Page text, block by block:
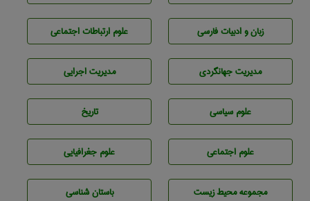
زبان و ادبيات فارسی علوم ارتباطات اجتماعی
مديريت جهانگردی مديريت اجرايی
علوم سياسی تاريخ
علوم اجتماعی علوم جغرافيايی
مجموعه محيط زيست باستان شناسی